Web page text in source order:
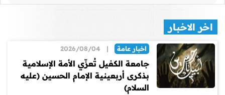
اخر الاخبار
اخبار عامة |
2026/08/04
جامعة الكفيل تُعزّي الأمة الإسلامية
بذكرى أربعينية الإمام الحسين (عليه
السلام)